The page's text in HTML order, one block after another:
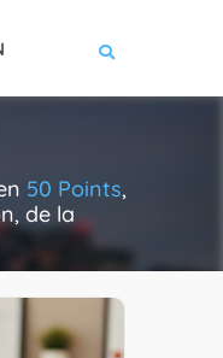
50 Points,
de la